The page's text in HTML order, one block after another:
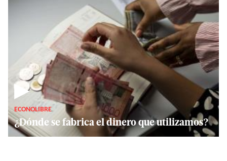
▶
ECONOLIBRE
¿Dónde se fabrica el dinero que utilizamos?